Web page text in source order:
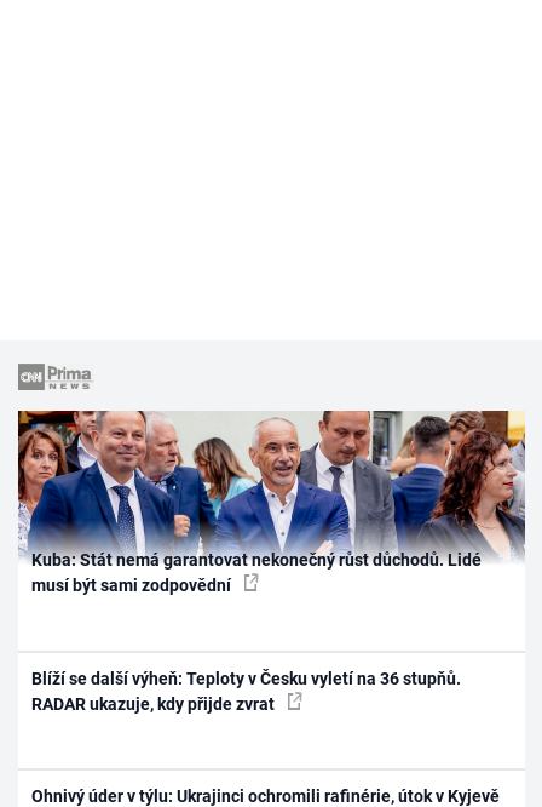
Kuba: Stát nemá garantovat nekonečný růst důchodů. Lidé
musí být sami zodpovědní
Blíží se další výheň: Teploty v Česku vyletí na 36 stupňů.
RADAR ukazuje, kdy přijde zvrat
Ohnivý úder v týlu: Ukrajinci ochromili rafinérie, útok v Kyjevě